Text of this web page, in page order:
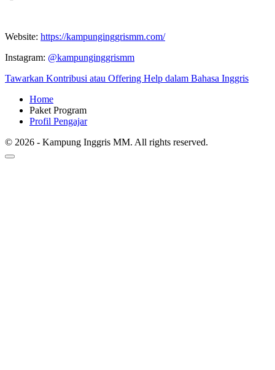
Website: https://kampunginggrismm.com/
Instagram: @kampunginggrismm
Tawarkan Kontribusi atau Offering Help dalam Bahasa Inggris
Home
Paket Program
Profil Pengajar
© 2026 - Kampung Inggris MM. All rights reserved.